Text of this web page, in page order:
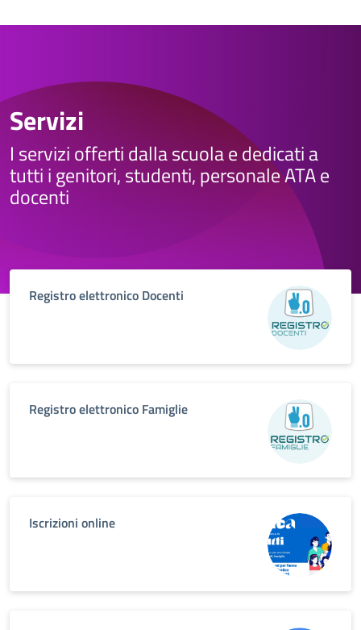
Servizi
I servizi offerti dalla scuola e dedicati a
tutti i genitori, studenti, personale ATA e
docenti
Registro elettronico Docenti
Registro elettronico Famiglie
Iscrizioni online